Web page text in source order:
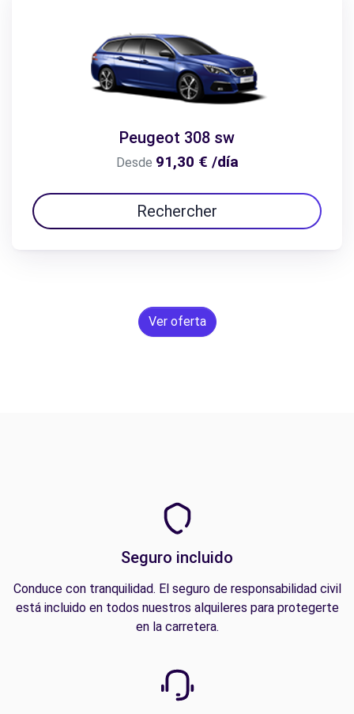
Peugeot 308 sw
Desde 91,30 € /día
Rechercher
Ver oferta
Seguro incluido
Conduce con tranquilidad. El seguro de responsabilidad civil
está incluido en todos nuestros alquileres para protegerte
en la carretera.